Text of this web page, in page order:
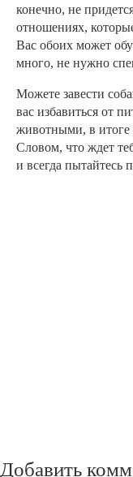
конечно, не
отношениях,
Вас обоих может
много, не нужно
Можете завести
вас избавиться от
животными, в итоге
Словом, что ждет
и всегда пытайтесь
Добавить